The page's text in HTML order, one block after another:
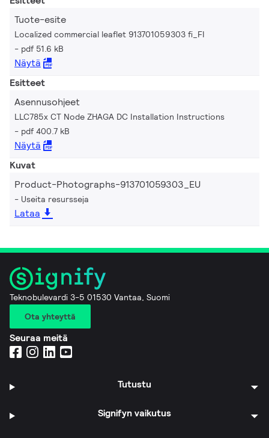
Tuote-esite
Localized commercial leaflet 913701059303 fi_FI
pdf 51.6 kB
Näytä
Esitteet
Asennusohjeet
LLC785x CT Node ZHAGA DC Installation Instructions
pdf 400.7 kB
Näytä
Kuvat
Product-Photographs-913701059303_EU
Useita resursseja
Lataa
Teknobulevardi 3-5 01530 Vantaa, Suomi
Ota yhteyttä
Seuraa meitä
Tutustu
Signifyn vaikutus